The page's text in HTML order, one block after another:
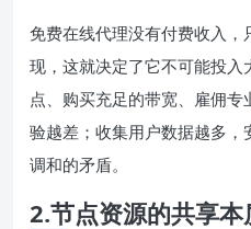
免费在线代理没有付费收入
现，这就决定了它不可能投
点、购买充足的带宽、雇佣
验越差；收集用户数据越多
调和的矛盾。
2.节点资源的共享本